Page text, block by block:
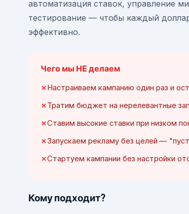
автоматизация ставок, управление
тестирование — чтобы каждый
эффективно.
Чего мы НЕ делаем
Настраиваем кампанию один раз и
Тратим бюджет на нерелевантные
Ставим высокие ставки при низком
Запускаем рекламу без целей —
Стартуем кампании без настройки
Кому подходит?